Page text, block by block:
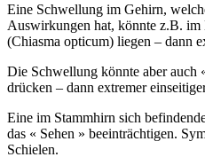
Eine Schwellung im Gehirn,
Auswirkungen hat, könnte z.B. im
(Chiasma opticum) liegen – dann
Die Schwellung könnte aber auch
drücken – dann extremer
Eine im Stammhirn sich
das « Sehen » beeinträchtigen.
Schielen.